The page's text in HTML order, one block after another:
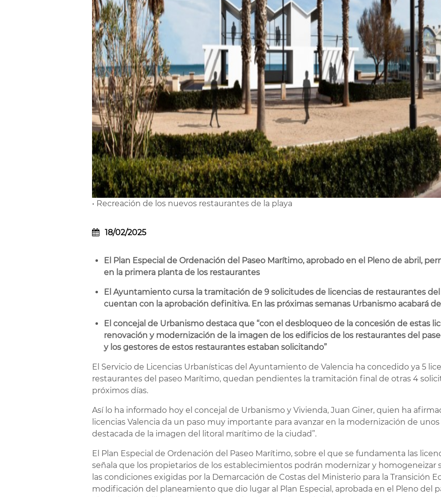
• Recreación de los nuevos restaurantes de la playa
18/02/2025
El Plan Especial de Ordenación del Paseo Marítimo, aprobado en el Pleno de abril,
en la primera planta de los restaurantes
El Ayuntamiento cursa la tramitación de 9 solicitudes de licencias de restaurantes del
cuentan con la aprobación definitiva. En las próximas semanas Urbanismo acabará
El concejal de Urbanismo destaca que “con el desbloqueo de la concesión de estas
renovación y modernización de la imagen de los edificios de los restaurantes del
y los gestores de estos restaurantes estaban solicitando”
El Servicio de Licencias Urbanísticas del Ayuntamiento de Valencia ha concedido ya 5
restaurantes del paseo Marítimo, quedan pendientes la tramitación final de otras 4
próximos días.
Así lo ha informado hoy el concejal de Urbanismo y Vivienda, Juan Giner, quien ha
licencias Valencia da un paso muy importante para avanzar en la modernización de
destacada de la imagen del litoral marítimo de la ciudad”.
El Plan Especial de Ordenación del Paseo Marítimo, sobre el que se fundamenta las
señala que los propietarios de los establecimientos podrán modernizar y homogeneizar
las condiciones exigidas por la Demarcación de Costas del Ministerio para la Transición
modificación del planeamiento que dio lugar al Plan Especial, aprobada en el Pleno del